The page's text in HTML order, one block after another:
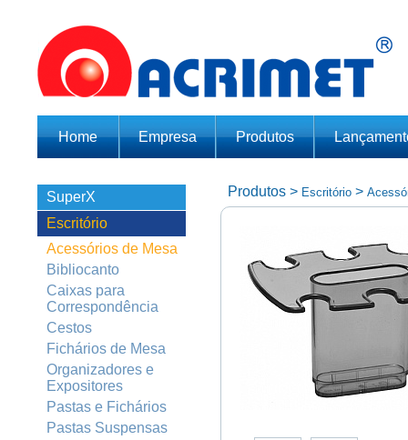
Home Empresa Produtos
SuperX
Escritório
Acessórios de Mesa
Bibliocanto
Caixas para
Correspondência
Cestos
Fichários de Mesa
Organizadores e
Expositores
Pastas e Fichários
Pastas Suspensas
Produtos> Escritório>